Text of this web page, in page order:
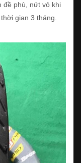
đề phù, nứt vỏ khi
gian 3 tháng.